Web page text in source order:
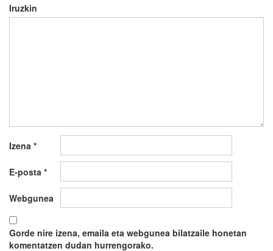
Iruzkin
Izena *
E-posta *
Webgunea
Gorde nire izena, emaila eta webgunea bilatzaile honetan
komentatzen dudan hurrengorako.